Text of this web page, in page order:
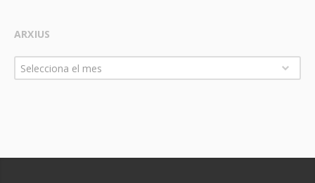
ARXIUS
Arxius
Selecciona el mes